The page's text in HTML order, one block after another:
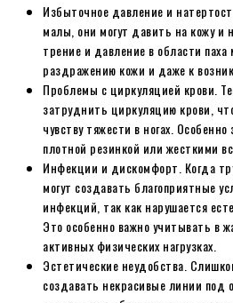
Избыточное давление и
малы, они могут давить на кожу и
трение и давление в области паха
раздражению кожи и даже к
Проблемы с циркуляцией крови.
затруднить циркуляцию крови,
чувству тяжести в ногах.
плотной резинкой или жесткими
Инфекции и дискомфорт. Когда
могут создавать благоприятные
инфекций, так как нарушается
Это особенно важно учитывать в
активных физических нагрузках.
Эстетические неудобства.
создавать некрасивые линии под